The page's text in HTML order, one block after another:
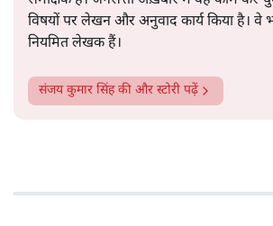
विषयों पर लेखन और अनुवाद कार्य किया है। वे
नियमित लेखक हैं।
संजय कुमार सिंहकी और स्टोरी पढ़ें